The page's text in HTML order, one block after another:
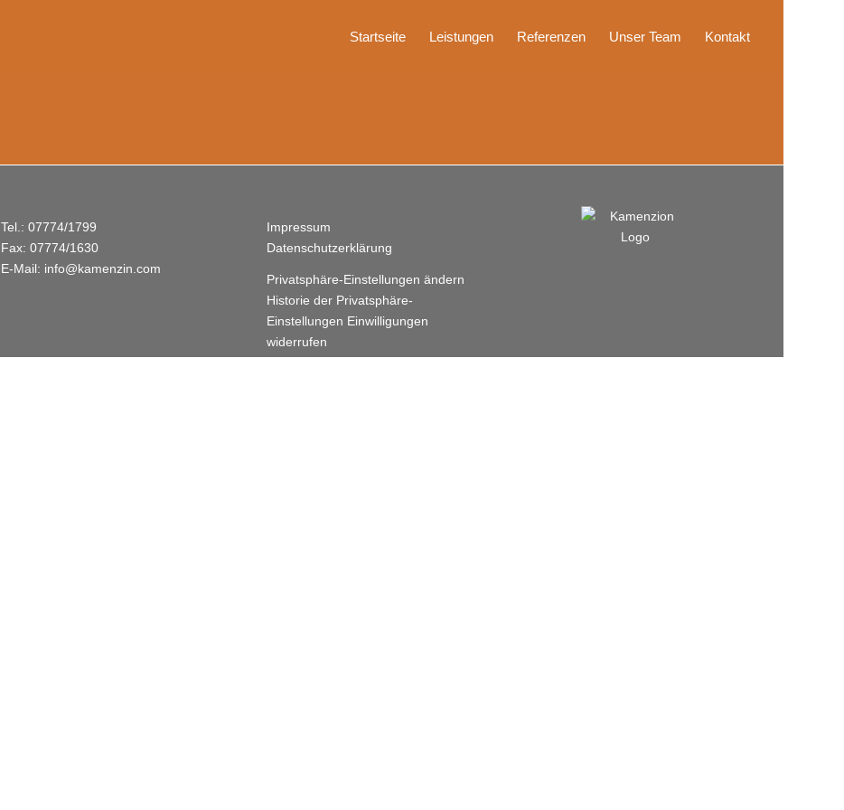
Startseite Leistungen Referenzen Unser Team Kontakt
Tel.: 07774/1799
Fax: 07774/1630
E-Mail: info@kamenzin.com
Impressum
Datenschutzerklärung
Privatsphäre-Einstellungen ändern
Historie der Privatsphäre-
Einstellungen Einwilligungen
widerrufen